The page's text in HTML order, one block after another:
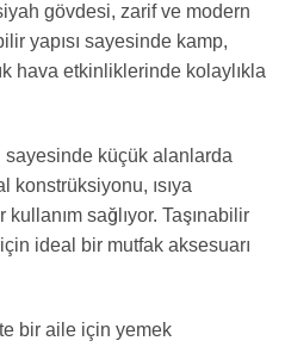
gövdesi, zarif ve modern
yapısı sayesinde kamp,
hava etkinliklerinde kolaylıkla
sayesinde küçük alanlarda
konstrüksiyonu, ısıya
sağlıyor. Taşınabilir
ideal bir mutfak aksesuarı
bir aile için yemek